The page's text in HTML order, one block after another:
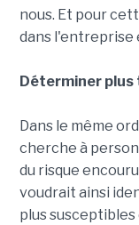
nous. Et pour
dans l'entreprise
Déterminer
Dans le même
cherche à
du risque
voudrait ainsi
plus susceptibles